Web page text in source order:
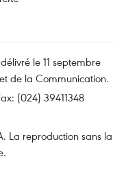
le 11 septembre
de la Communication.
(024) 39411348
La reproduction sans la